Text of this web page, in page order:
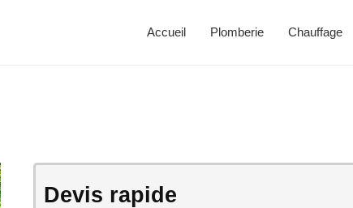
Accueil Plomberie Chauffage
Devis rapide